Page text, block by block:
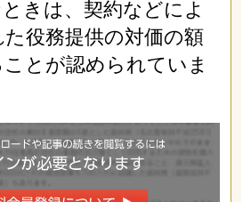
きは、契約などによ
役務提供の対価の額
とが認められていま